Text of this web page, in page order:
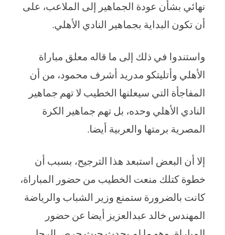
نهائي بشأن عودة الجماهير إلى الملاعب، على
أن تكون البداية بجماهير النادي الأهلي.
واستندوا في ذلك إلى ما قاله معلق مباراة
الأهلي وأتليتكو مدريد أشرف محمود، من أن
المفاجأة التي سيعلنها الخطيب لا تهم جماهير
النادي الأهلي وحده، بل تهم جماهير الكرة
المصرية برمتها والعربية أيضا.
إلا أن البعض استبعد هذا الترجيح، بسبب أن
خطوة كتلك منعت الخطيب من حضور المباراة،
كانت بالضرورة ستمنع وزير الشباب والرياضة
المهندس خالد عبدالعزيز أيضا عن حضور